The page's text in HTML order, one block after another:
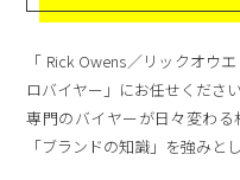
「 Rick Owens／リックオウ
ロバイヤー」にお任せください
専門のバイヤーが日々変わ
「ブランドの知識」を強みと